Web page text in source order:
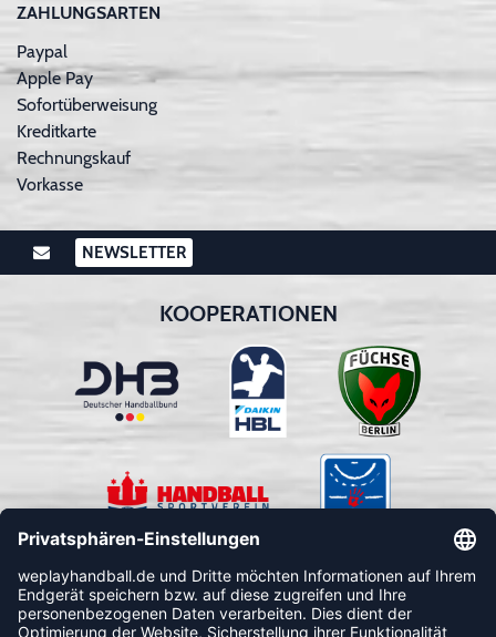
ZAHLUNGSARTEN
Paypal
Apple Pay
Sofortüberweisung
Kreditkarte
Rechnungskauf
Vorkasse
NEWSLETTER
KOOPERATIONEN
FOLLOW US